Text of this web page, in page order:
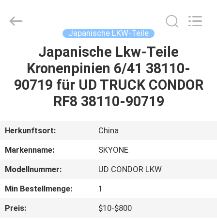
PRODUKTE
UNS
AUSFLUG
QUALITÄTSKONTROLLE
Japanische LKW-Teile
Japanische Lkw-Teile
Kronenpinien 6/41 38110-
90719 für UD TRUCK CONDOR
RF8 38110-90719
Herkunftsort:
China
Markenname:
SKYONE
Modellnummer:
UD CONDOR LKW
Min Bestellmenge:
1
Preis:
$10-$800